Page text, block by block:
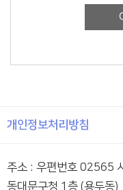
개인정보처리방침
주소 : 우편번호 02565
동대문구청 1층 (용두동)